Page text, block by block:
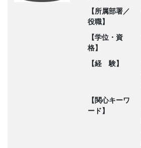
【所属部署／
役職】
【学位・資
格】
【経 験】
【関心キーワ
ード】